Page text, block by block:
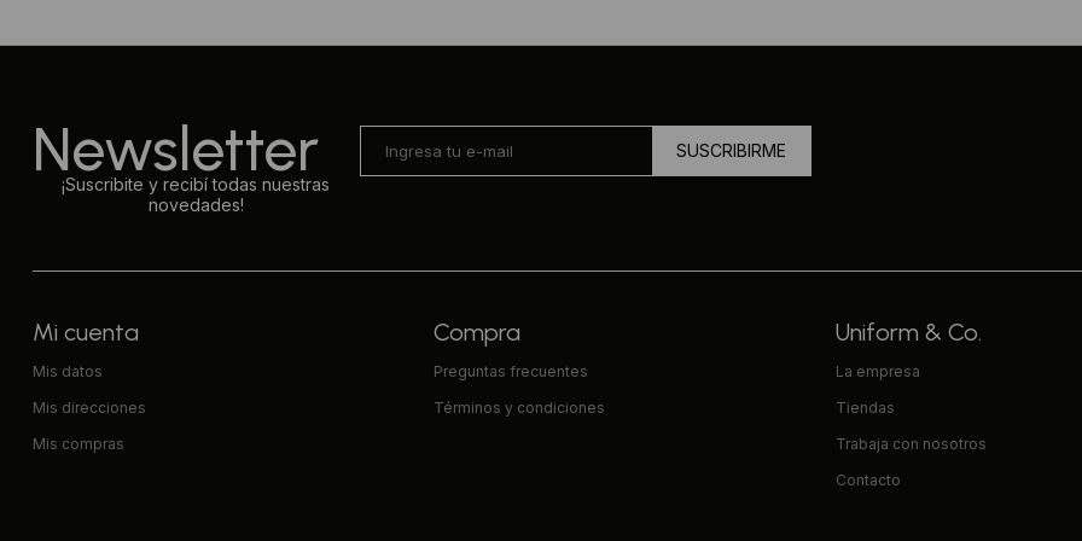
Newsletter
¡Suscribite y recibí todas nuestras
novedades!
SUSCRIBIRME
Mi cuenta
Mis datos
Mis direcciones
Mis compras
Compra
Preguntas frecuentes
Términos y condiciones
Uniform & Co.
La empresa
Tiendas
Trabaja con nosotros
Contacto